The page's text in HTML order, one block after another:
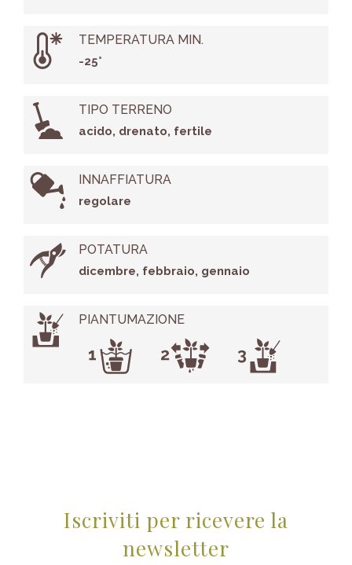
TEMPERATURA MIN.
-25°
TIPO TERRENO
acido, drenato, fertile
INNAFFIATURA
regolare
POTATURA
dicembre, febbraio, gennaio
PIANTUMAZIONE
Iscriviti per ricevere la
newsletter